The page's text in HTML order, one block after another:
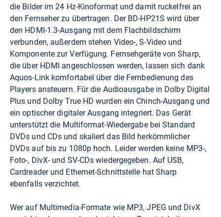
die Bilder im 24 Hz-Kinoformat und damit ruckelfrei an
den Fernseher zu übertragen. Der BD-HP21S wird über
den HDMI-1.3-Ausgang mit dem Flachbildschirm
verbunden, außerdem stehen Video-, S-Video und
Komponente zur Verfügung. Fernsehgeräte von Sharp,
die über HDMI angeschlossen werden, lassen sich dank
Aquos-Link komfortabel über die Fernbedienung des
Players ansteuern. Für die Audioausgabe in Dolby Digital
Plus und Dolby True HD wurden ein Chinch-Ausgang und
ein optischer digitaler Ausgang integriert. Das Gerät
unterstützt die Multiformat-Wiedergabe bei Standard
DVDs und CDs und skaliert das Bild herkömmlicher
DVDs auf bis zu 1080p hoch. Leider werden keine MP3-,
Foto-, DivX- und SV-CDs wiedergegeben. Auf USB,
Cardreader und Ethernet-Schnittstelle hat Sharp
ebenfalls verzichtet.
Wer auf Multimedia-Formate wie MP3, JPEG und DivX